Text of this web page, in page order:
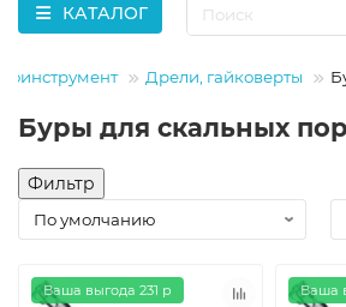
КАТАЛОГ
Дрели, гайковерты
Буры для скальных
Фильтр
Ваша выгода 231 р Ваша